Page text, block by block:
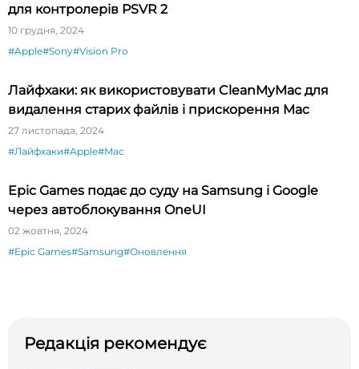
для контролерів PSVR 2
10 грудня, 2024
#Apple#Sony#Vision Pro
Лайфхаки: як використовувати CleanMyMac для
видалення старих файлів і прискорення Mac
27 листопада, 2024
#Лайфхаки#Apple#Mac
Epic Games подає до суду на Samsung і Google
через автоблокування OneUI
02 жовтня, 2024
#Epic Games#Samsung#Оновлення
Редакція рекомендує